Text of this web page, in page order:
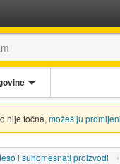
nije točna, možeš ju
i suhomesnati proizvodi